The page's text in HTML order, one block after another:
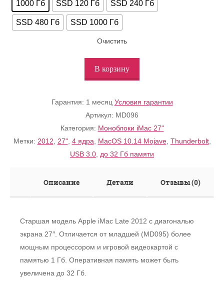
1000 Гб SSD 120 Гб SSD 240 Гб
SSD 480 Гб SSD 1000 Гб
Очистить
В корзину
Гарантия: 1 месяц Условия гарантии
Артикул: MD096
Категория: Моноблоки iMac 27"
Метки: 2012 27", 4 ядра MacOS 10.14 Mojave, Thunderbolt,
USB 3.0 до 32 Гб памяти
Описание Детали Отзывы (0)
Старшая модель Apple iMac Late 2012 c диагональю
экрана 27″. Отличается от младшей (MD095) более
мощным процессором и игровой видеокартой с
памятью 1 Гб. Оперативная память может быть
увеличена до 32 Гб.